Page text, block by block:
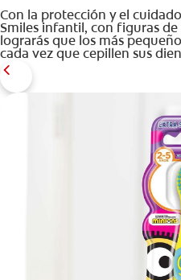
Con la protección y el
Smiles infantil, con figuras
lograrás que los más
cada vez que cepillen sus